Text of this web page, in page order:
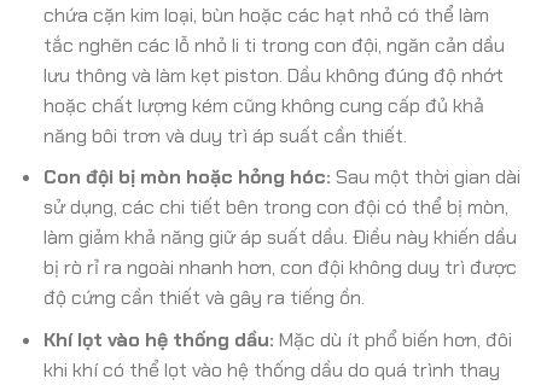
chứa cặn kim loại, bùn hoặc các hạt nhỏ có thể làm
tắc nghẽn các lỗ nhỏ li ti trong con đội, ngăn cản dầu
lưu thông và làm kẹt piston. Dầu không đúng độ nhớt
hoặc chất lượng kém cũng không cung cấp đủ khả
năng bôi trơn và duy trì áp suất cần thiết.
Con đội bị mòn hoặc hỏng hóc: Sau một thời gian dài
sử dụng, các chi tiết bên trong con đội có thể bị mòn,
làm giảm khả năng giữ áp suất dầu. Điều này khiến dầu
bị rò rỉ ra ngoài nhanh hơn, con đội không duy trì được
độ cứng cần thiết và gây ra tiếng ồn.
Khí lọt vào hệ thống dầu: Mặc dù ít phổ biến hơn, đôi
khi khí có thể lọt vào hệ thống dầu do quá trình thay